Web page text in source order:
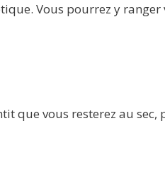
Vous pourrez y ranger
que vous resterez au